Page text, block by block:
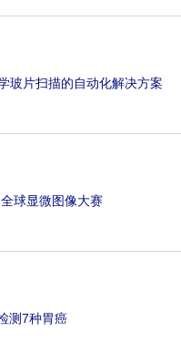
玻片扫描的自动化解决方案
球显微图像大赛
测7种胃癌